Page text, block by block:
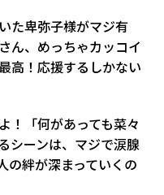
た卑弥子様がマジ有
ん、めっちゃカッコイ
高！応援するしかない
！「何があっても菜々
シーンは、マジで涙腺
絆が深まっていくの